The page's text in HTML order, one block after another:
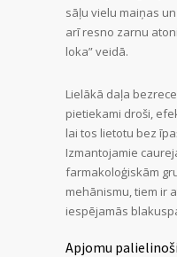
sāļu vielu maiņas
arī resno zarnu
loka” veidā.
Lielākā daļa
pietiekami droši,
lai tos lietotu bez
Izmantojamie
farmakoloģiskām
mehānismu, tiem ir
iespējamās
Apjomu